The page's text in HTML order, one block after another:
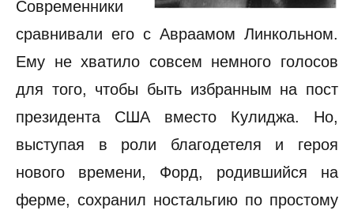
Современники
сравнивали его с Авраамом Линкольном.
Ему не хватило совсем немного голосов
для того, чтобы быть избранным на пост
президента США вместо Кулиджа. Но,
выступая в роли благодетеля и героя
нового времени, Форд, родившийся на
ферме, сохранил ностальгию по простому